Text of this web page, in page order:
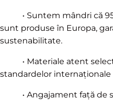
• Suntem mândri că
sunt produse în Europa,
sustenabilitate.
• Materiale atent
standardelor internaționale
• Angajament față de